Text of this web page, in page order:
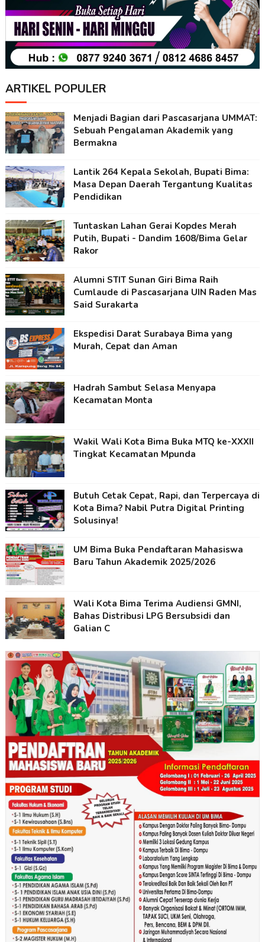
ARTIKEL POPULER
Menjadi Bagian dari Pascasarjana UMMAT:
Sebuah Pengalaman Akademik yang
Bermakna
Lantik 264 Kepala Sekolah, Bupati Bima:
Masa Depan Daerah Tergantung Kualitas
Pendidikan
Tuntaskan Lahan Gerai Kopdes Merah
Putih, Bupati - Dandim 1608/Bima Gelar
Rakor
Alumni STIT Sunan Giri Bima Raih
Cumlaude di Pascasarjana UIN Raden Mas
Said Surakarta
Ekspedisi Darat Surabaya Bima yang
Murah, Cepat dan Aman
Hadrah Sambut Selasa Menyapa
Kecamatan Monta
Wakil Wali Kota Bima Buka MTQ ke-XXXII
Tingkat Kecamatan Mpunda
Butuh Cetak Cepat, Rapi, dan Terpercaya di
Kota Bima? Nabil Putra Digital Printing
Solusinya!
UM Bima Buka Pendaftaran Mahasiswa
Baru Tahun Akademik 2025/2026
Wali Kota Bima Terima Audiensi GMNI,
Bahas Distribusi LPG Bersubsidi dan
Galian C